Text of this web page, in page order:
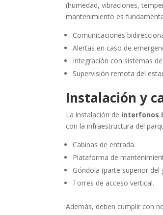
(humedad, vibraciones,
mantenimiento es
Comunicaciones
Alertas en caso de
Integración con sistemas
Supervisión remota del
Instalación y
La instalación de interfonos
con la infraestructura del
Cabinas de entrada.
Plataforma de
Góndola (parte superior del
Torres de acceso vertical.
Además, deben cumplir con